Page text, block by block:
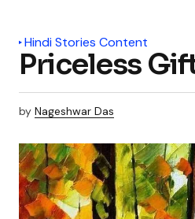
Hindi Stories Content
Priceless
by Nageshwar Das